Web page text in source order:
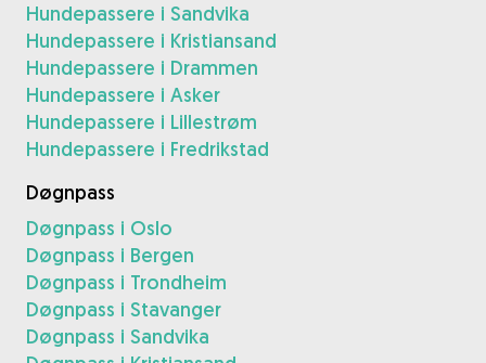
Hundepassere i Sandvika
Hundepassere i Kristiansand
Hundepassere i Drammen
Hundepassere i Asker
Hundepassere i Lillestrøm
Hundepassere i Fredrikstad
Døgnpass
Døgnpass i Oslo
Døgnpass i Bergen
Døgnpass i Trondheim
Døgnpass i Stavanger
Døgnpass i Sandvika